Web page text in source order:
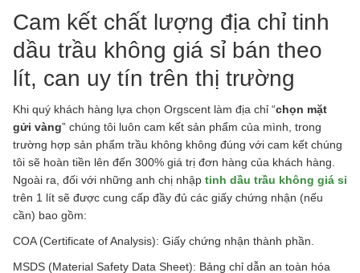
Cam kết chất lượng địa chỉ tinh
dầu trầu không giá sỉ bán theo
lít, can uy tín trên thị trường
Khi quý khách hàng lựa chọn Orgscent làm địa chỉ “chọn mặt
gửi vàng” chúng tôi luôn cam kết sản phẩm của mình, trong
trường hợp sản phẩm trầu không không đúng với cam kết chúng
tôi sẽ hoàn tiền lên đến 300% giá trị đơn hàng của khách hàng.
Ngoài ra, đối với những anh chị nhập tinh dầu trầu không giá sỉ
trên 1 lít sẽ được cung cấp đầy đủ các giấy chứng nhận (nếu
cần) bao gồm:
COA (Certificate of Analysis): Giấy chứng nhận thành phần.
MSDS (Material Safety Data Sheet): Bảng chỉ dẫn an toàn hóa